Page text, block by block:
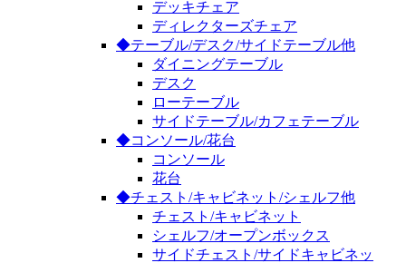
デッキチェア
ディレクターズチェア
◆テーブル/デスク/サイドテーブル他
ダイニングテーブル
デスク
ローテーブル
サイドテーブル/カフェテーブル
◆コンソール/花台
コンソール
花台
◆チェスト/キャビネット/シェルフ他
チェスト/キャビネット
シェルフ/オープンボックス
サイドチェスト/サイドキャビネッ